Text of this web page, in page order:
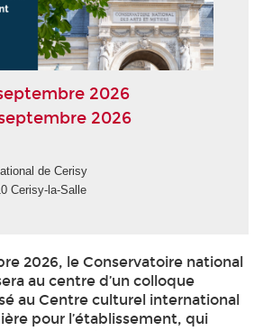
2026
2026
de Cerisy
Cerisy-la-Salle
2026, le Conservatoire national
au centre d’un colloque
au Centre culturel international
pour l’établissement, qui